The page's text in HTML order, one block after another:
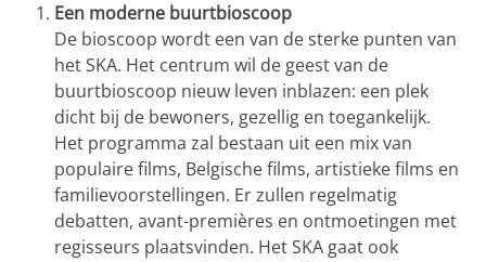
Een moderne buurtbioscoop
De bioscoop wordt een van de sterke punten van
het SKA. Het centrum wil de geest van de
buurtbioscoop nieuw leven inblazen: een plek
dicht bij de bewoners, gezellig en toegankelijk.
Het programma zal bestaan uit een mix van
populaire films, Belgische films, artistieke films en
familievoorstellingen. Er zullen regelmatig
debatten, avant-premières en ontmoetingen met
regisseurs plaatsvinden. Het SKA gaat ook